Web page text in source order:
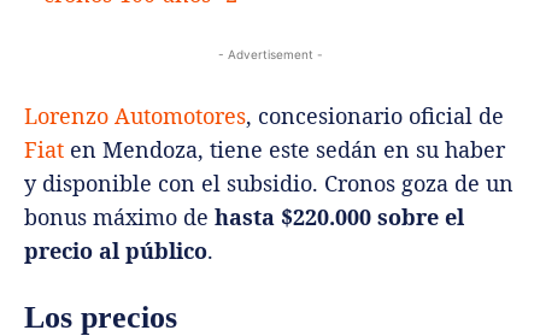
- Advertisement -
Lorenzo Automotores, concesionario oficial de
Fiat en Mendoza, tiene este sedán en su haber
y disponible con el subsidio. Cronos goza de un
bonus máximo de hasta $220.000 sobre el
precio al público.
Los precios